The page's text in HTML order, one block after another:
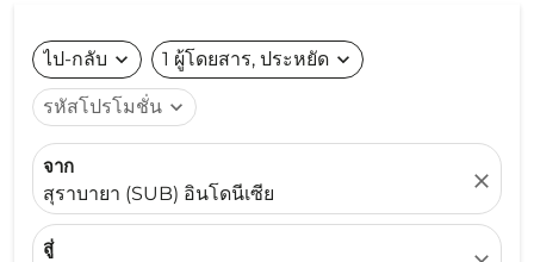
ไป-กลับ expand_more 1 ผู้โดยสาร, ประหยัด expand_more
รหัสโปรโมชั่น expand_more
จาก
สุราบายา (SUB) อินโดนีเซีย
close
สู่